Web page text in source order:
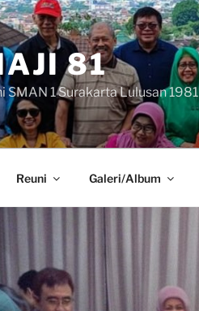
81
SMAN 1 Surakarta Lulusan 1981
Reuni Galeri/Album